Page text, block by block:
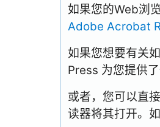
如果您的Web浏
Adobe Acrobat
如果您想要有关
Press 为您提供
或者，您可以直
读器将其打开。